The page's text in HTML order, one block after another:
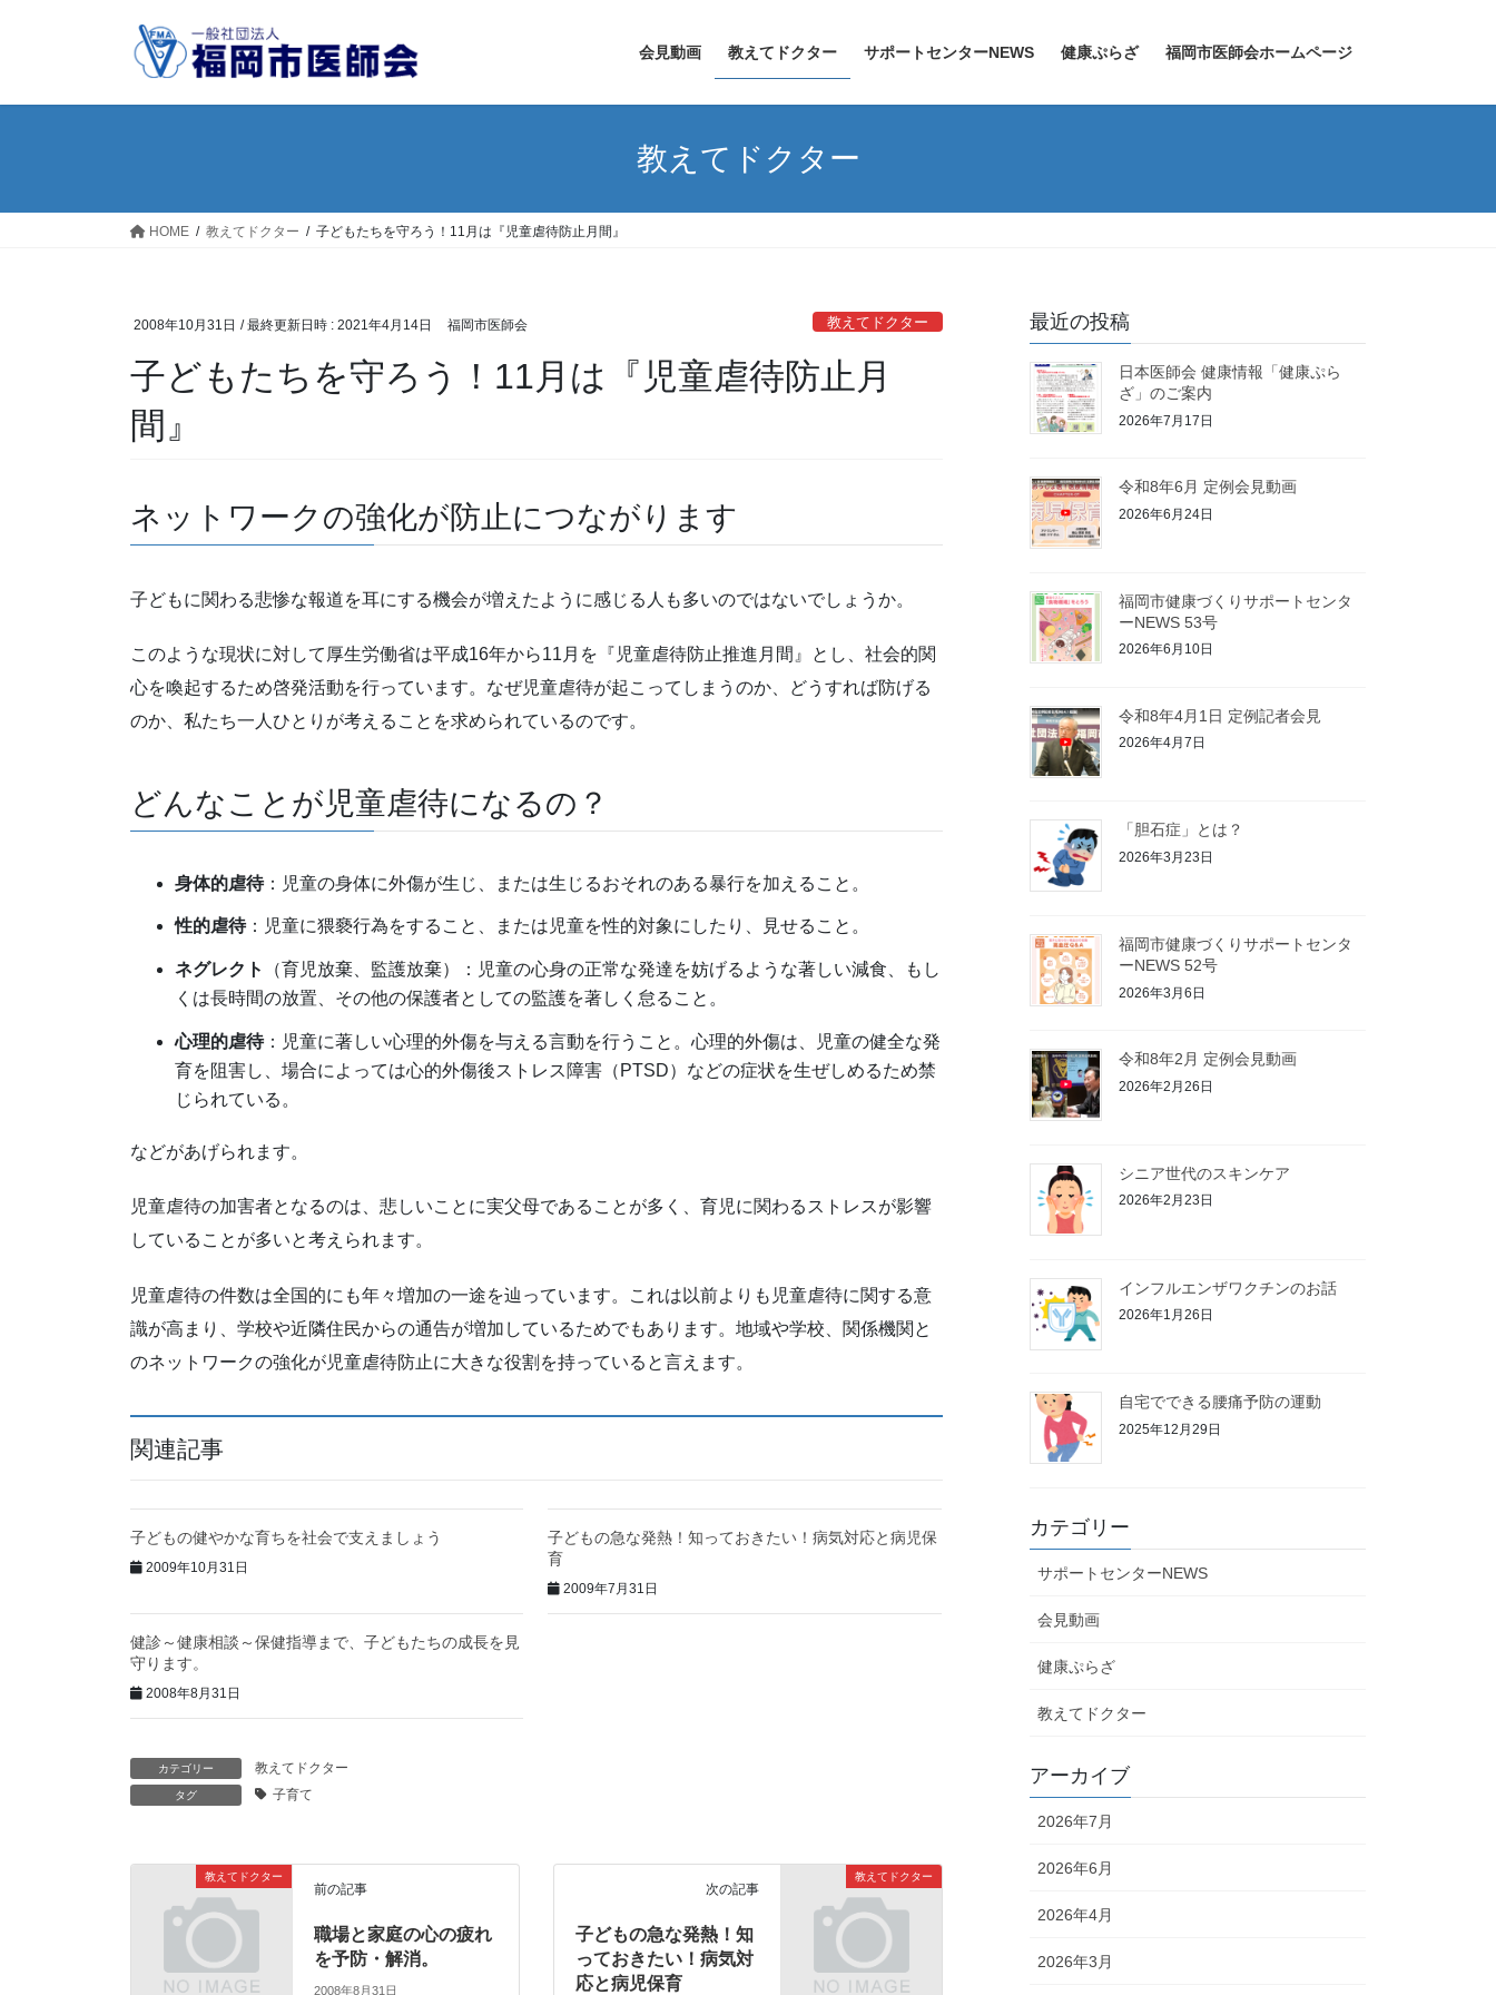
会見動画 教えてドクター サポートセンターNEWS 健康ぷらざ 福岡市医師会ホームページ
教えてドクター
HOME 教えてドクター 子どもたちを守ろう！11月は『児童虐待防止月間』
2008年10月31日 / 最終更新日時 : 2021年4月14日 福岡市医師会 教えてドクター
子どもたちを守ろう！11月は『児童虐待防止月
間』
ネットワークの強化が防止につながります
子どもに関わる悲惨な報道を耳にする機会が増えたように感じる人も多いのではないでしょうか。
このような現状に対して厚生労働省は平成16年から11月を『児童虐待防止推進月間』とし、社会的関
心を喚起するため啓発活動を行っています。なぜ児童虐待が起こってしまうのか、どうすれば防げる
のか、私たち一人ひとりが考えることを求められているのです。
どんなことが児童虐待になるの？
身体的虐待：児童の身体に外傷が生じ、または生じるおそれのある暴行を加えること。
性的虐待：児童に猥褻行為をすること、または児童を性的対象にしたり、見せること。
ネグレクト
（育児放棄、監護放棄）：児童の心身の正常な発達を妨げるような著しい減食、もし
くは長時間の放置、その他の保護者としての監護を著しく怠ること。
心理的虐待：児童に著しい心理的外傷を与える言動を行うこと。心理的外傷は、児童の健全な発
育を阻害し、場合によっては心的外傷後ストレス障害（PTSD）などの症状を生ぜしめるため禁
じられている。
などがあげられます。
児童虐待の加害者となるのは、悲しいことに実父母であることが多く、育児に関わるストレスが影響
していることが多いと考えられます。
児童虐待の件数は全国的にも年々増加の一途を辿っています。これは以前よりも児童虐待に関する意
識が高まり、学校や近隣住民からの通告が増加しているためでもあります。地域や学校、関係機関と
のネットワークの強化が児童虐待防止に大きな役割を持っていると言えます。
関連記事
子どもの健やかな育ちを社会で支えましょう
2009年10月31日
子どもの急な発熱！知っておきたい！病気対応と病児保
育
2009年7月31日
健診～健康相談～保健指導まで、子どもたちの成長を見
守ります。
2008年8月31日
カテゴリー 教えてドクター
タグ 子育て
教えてドクター
前の記事
職場と家庭の心の疲れ
を予防・解消。
2008年8月31日
教えてドクター
次の記事
子どもの急な発熱！知
っておきたい！病気対
応と病児保育
最近の投稿
日本医師会 健康情報「健康ぷら
ざ」のご案内
2026年7月17日
令和8年6月 定例会見動画
2026年6月24日
福岡市健康づくりサポートセンタ
ーNEWS 53号
2026年6月10日
令和8年4月1日 定例記者会見
2026年4月7日
「胆石症」とは？
2026年3月23日
福岡市健康づくりサポートセンタ
ーNEWS 52号
2026年3月6日
令和8年2月 定例会見動画
2026年2月26日
シニア世代のスキンケア
2026年2月23日
インフルエンザワクチンのお話
2026年1月26日
自宅でできる腰痛予防の運動
2025年12月29日
カテゴリー
サポートセンターNEWS
会見動画
健康ぷらざ
教えてドクター
アーカイブ
2026年7月
2026年6月
2026年4月
2026年3月